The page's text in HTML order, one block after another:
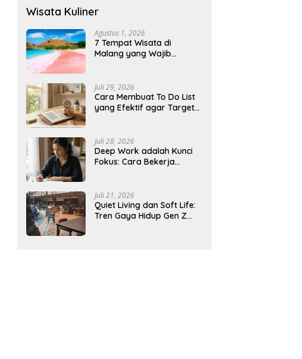
Wisata Kuliner
Agustus 1, 2026
7 Tempat Wisata di
Malang yang Wajib
Juli 29, 2026
Cara Membuat To Do List
yang Efektif agar Target
Juli 28, 2026
Deep Work adalah Kunci
Fokus: Cara Bekerja
Juli 21, 2026
Quiet Living dan Soft Life:
Tren Gaya Hidup Gen Z